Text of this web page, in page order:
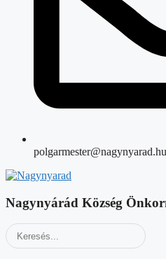
polgarmester@nagynyarad.hu
Nagynyárád Község